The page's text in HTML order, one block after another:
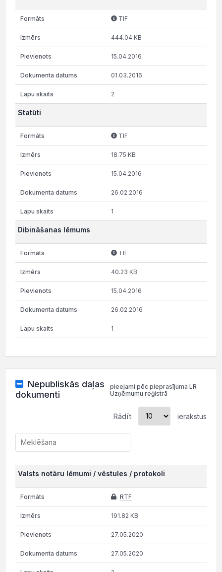
TIF
444.04 KB
15.04.2016
01.03.2016
2
Statūti
TIF
18.75 KB
15.04.2016
26.02.2016
1
Dibināšanas lēmums
TIF
40.23 KB
15.04.2016
26.02.2016
1
Nepubliskās daļas
dokumenti
pieejami pēc pieprasījuma LR
Uzņēmumu reģistrā
Rādīt ierakstus
Valsts notāru lēmumi / vēstules / protokoli
RTF
191.82 KB
27.05.2020
27.05.2020